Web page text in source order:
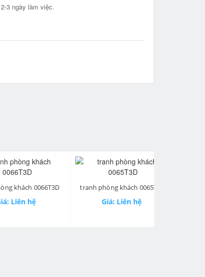
3 ngày làm việc.
0066T3D
hệ
tranh phòng khách 0065T3D
Giá: Liên hệ
next